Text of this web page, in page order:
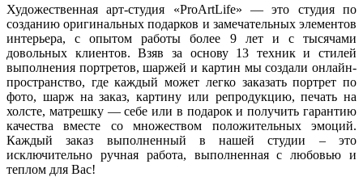
Художественная арт-студия «ProArtLife» — это студия по
созданию оригинальных подарков и замечательных элементов
интерьера, с опытом работы более 9 лет и с тысячами
довольных клиентов. Взяв за основу 13 техник и стилей
выполнения портретов, шаржей и картин мы создали онлайн-
пространство, где каждый может легко заказать портрет по
фото, шарж на заказ, картину или репродукцию, печать на
холсте, матрешку — себе или в подарок и получить гарантию
качества вместе со множеством положительных эмоций.
Каждый заказ выполненный в нашей студии – это
исключительно ручная работа, выполненная с любовью и
теплом для Вас!